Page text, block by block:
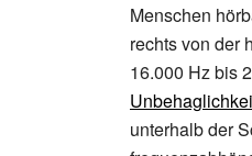
Menschen
rechts von der
16.000 Hz bis
unterhalb der